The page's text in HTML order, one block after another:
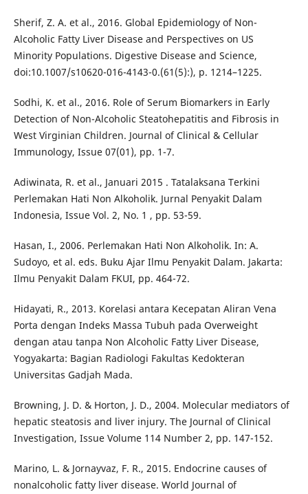
Sherif, Z. A. et al., 2016. Global Epidemiology of Non-
Alcoholic Fatty Liver Disease and Perspectives on US
Minority Populations. Digestive Disease and Science,
doi:10.1007/s10620-016-4143-0.(61(5):), p. 1214–1225.
Sodhi, K. et al., 2016. Role of Serum Biomarkers in Early
Detection of Non-Alcoholic Steatohepatitis and Fibrosis in
West Virginian Children. Journal of Clinical & Cellular
Immunology, Issue 07(01), pp. 1-7.
Adiwinata, R. et al., Januari 2015 . Tatalaksana Terkini
Perlemakan Hati Non Alkoholik. Jurnal Penyakit Dalam
Indonesia, Issue Vol. 2, No. 1 , pp. 53-59.
Hasan, I., 2006. Perlemakan Hati Non Alkoholik. In: A.
Sudoyo, et al. eds. Buku Ajar Ilmu Penyakit Dalam. Jakarta:
Ilmu Penyakit Dalam FKUI, pp. 464-72.
Hidayati, R., 2013. Korelasi antara Kecepatan Aliran Vena
Porta dengan Indeks Massa Tubuh pada Overweight
dengan atau tanpa Non Alcoholic Fatty Liver Disease,
Yogyakarta: Bagian Radiologi Fakultas Kedokteran
Universitas Gadjah Mada.
Browning, J. D. & Horton, J. D., 2004. Molecular mediators of
hepatic steatosis and liver injury. The Journal of Clinical
Investigation, Issue Volume 114 Number 2, pp. 147-152.
Marino, L. & Jornayvaz, F. R., 2015. Endocrine causes of
nonalcoholic fatty liver disease. World Journal of